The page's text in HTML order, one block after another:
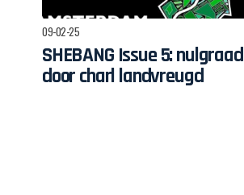
09-02-25
SHEBANG Issue 5: nulgraad
door charl landvreugd